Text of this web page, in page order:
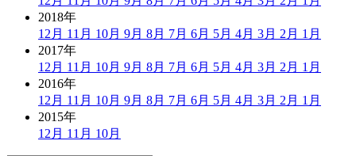
2018年
12月 11月 10月 9月 8月 7月 6月 5月 4月 3月 2月 1月
2017年
12月 11月 10月 9月 8月 7月 6月 5月 4月 3月 2月 1月
2016年
12月 11月 10月 9月 8月 7月 6月 5月 4月 3月 2月 1月
2015年
12月 11月 10月